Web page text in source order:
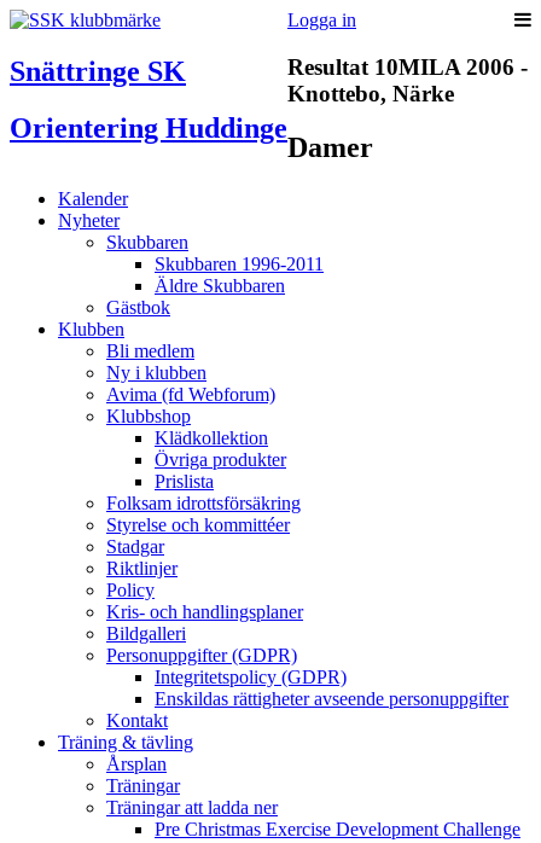
Logga in
Snättringe SK
Orientering Huddinge
Kalender
Nyheter
Skubbaren
Skubbaren 1996-2011
Äldre Skubbaren
Gästbok
Klubben
Bli medlem
Ny i klubben
Avima (fd Webforum)
Klubbshop
Klädkollektion
Övriga produkter
Prislista
Folksam idrottsförsäkring
Styrelse och kommittéer
Stadgar
Riktlinjer
Policy
Kris- och handlingsplaner
Bildgalleri
Personuppgifter (GDPR)
Integritetspolicy (GDPR)
Enskildas rättigheter avseende personuppgifter
Kontakt
Träning & tävling
Årsplan
Träningar
Träningar att ladda ner
Pre Christmas Exercise Development Challenge
Resultat 10MILA 2006 -
Knottebo, Närke
Damer